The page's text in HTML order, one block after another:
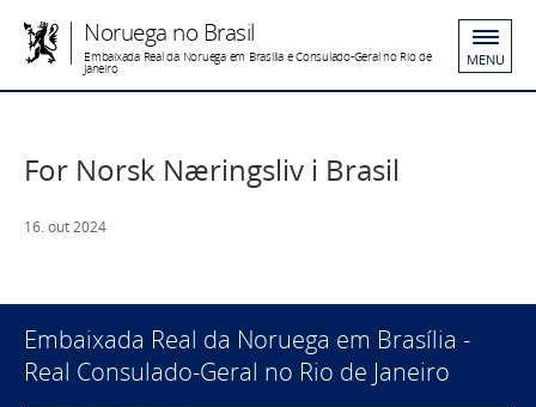
Noruega no Brasil
Embaixada Real da Noruega em Brasília e Consulado-Geral no Rio de
Janeiro MENU
For Norsk Næringsliv i Brasil
16. out 2024
Embaixada Real da Noruega em Brasília -
Real Consulado-Geral no Rio de Janeiro